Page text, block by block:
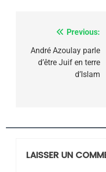
Navigation
de
Previous:
André Azoulay parle
d’être Juif en terre
d’Islam
LAISSER UN
MA
ISRAÉL